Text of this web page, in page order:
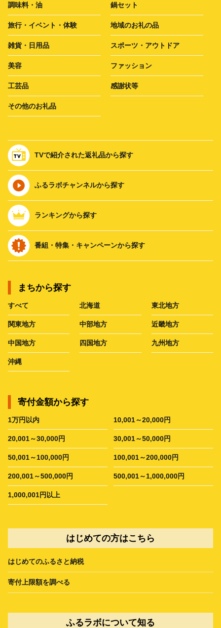
調味料・油 鍋セット
旅行・イベント・体験 地域のお礼の品
雑貨・日用品 スポーツ・アウトドア
美容 ファッション
工芸品 感謝状等
その他のお礼品
TVで紹介された返礼品から探す
ふるラボチャンネルから探す
ランキングから探す
番組・特集・キャンペーンから探す
まちから探す
すべて 北海道 東北地方
関東地方 中部地方 近畿地方
中国地方 四国地方 九州地方
沖縄
寄付金額から探す
1万円以内 10,001～20,000円
20,001～30,000円 30,001～50,000円
50,001～100,000円 100,001～200,000円
200,001～500,000円 500,001～1,000,000円
1,000,001円以上
はじめての方はこちら
はじめてのふるさと納税
寄付上限額を調べる
ふるラボについて知る